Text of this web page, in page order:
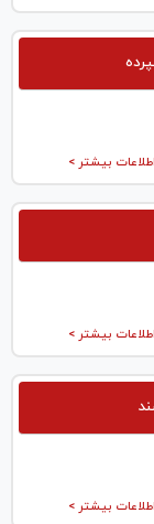
اطلاعات بیشتر >
اطلاعات بیشتر >
اطلاعات بیشتر >